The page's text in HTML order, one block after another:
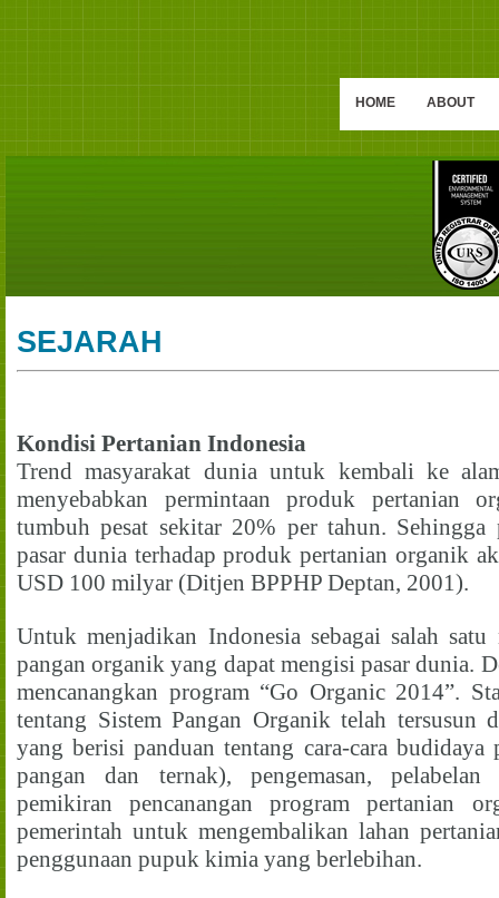
HOME ABOUT
SEJARAH
Kondisi Pertanian Indonesia
Trend masyarakat dunia untuk kembali ke
menyebabkan permintaan produk pertanian
tumbuh pesat sekitar 20% per tahun. Sehingga
pasar dunia terhadap produk pertanian organik
USD 100 milyar (Ditjen BPPHP Deptan, 2001).
Untuk menjadikan Indonesia sebagai salah
pangan organik yang dapat mengisi pasar dunia.
mencanangkan program “Go Organic 2014”.
tentang Sistem Pangan Organik telah tersusun
yang berisi panduan tentang cara-cara budidaya
pangan dan ternak), pengemasan, pelabelan
pemikiran pencanangan program pertanian
pemerintah untuk mengembalikan lahan
penggunaan pupuk kimia yang berlebihan.